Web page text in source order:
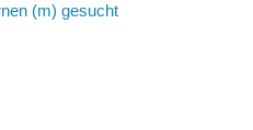
(m) gesucht